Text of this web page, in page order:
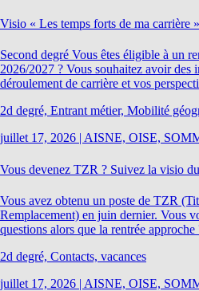
Visio « Les temps forts de ma carrière
Second degré Vous êtes éligible à un
2026/2027 ? Vous souhaitez avoir des
déroulement de carrière et vos
2d degré, Entrant métier, Mobilité
juillet 17, 2026 | AISNE, OISE,
Vous devenez TZR ? Suivez la visio
Vous avez obtenu un poste de TZR
Remplacement) en juin dernier. Vous
questions alors que la rentrée
2d degré, Contacts, vacances
juillet 17, 2026 | AISNE, OISE,